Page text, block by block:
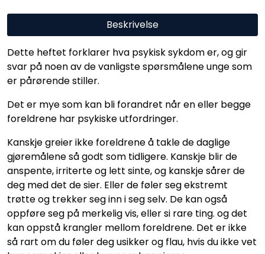
Beskrivelse
Dette heftet forklarer hva psykisk sykdom er, og gir
svar på noen av de vanligste spørsmålene unge som
er pårørende stiller.
Det er mye som kan bli forandret når en eller begge
foreldrene har psykiske utfordringer.
Kanskje greier ikke foreldrene å takle de daglige
gjøremålene så godt som tidligere. Kanskje blir de
anspente, irriterte og lett sinte, og kanskje sårer de
deg med det de sier. Eller de føler seg ekstremt
trøtte og trekker seg inn i seg selv. De kan også
oppføre seg på merkelig vis, eller si rare ting. og det
kan oppstå krangler mellom foreldrene. Det er ikke
så rart om du føler deg usikker og flau, hvis du ikke vet